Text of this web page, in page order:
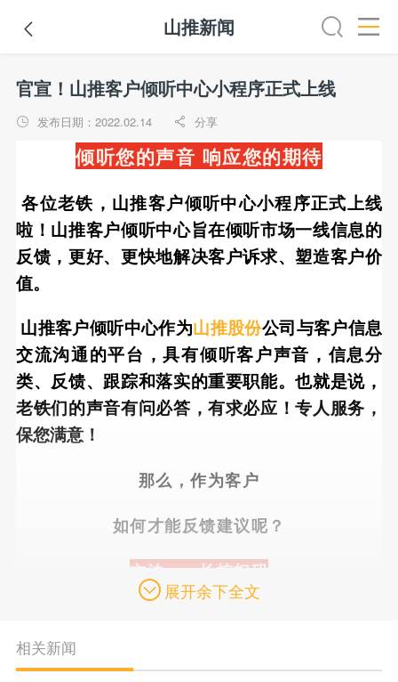
 山推新闻
官宣！山推客户倾听中心小程序正式上线 ​
 发布日期：2022.02.14  分享
倾听您的声音 响应您的期待
各位老铁，山推客户倾听中心小程序正式上线
啦！山推客户倾听中心旨在倾听市场一线信息的
反馈，更好、更快地解决客户诉求、塑造客户价
值。
山推客户倾听中心作为山推股份公司与客户信息
交流沟通的平台，具有倾听客户声音，信息分
类、反馈、跟踪和落实的重要职能。也就是说，
老铁们的声音有问必答，有求必应！专人服务，
保您满意！
那么，作为客户
如何才能反馈建议呢？
方法一：长按扫码
展开余下全文
相关新闻